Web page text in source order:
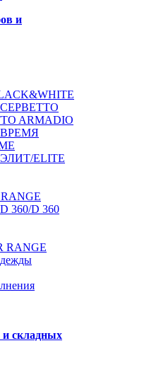
и
СЕРВЕТТО
ARMADIO
ВРЕМЯ
ЭЛИТ/ELITE
360/D 360
RANGE
складных